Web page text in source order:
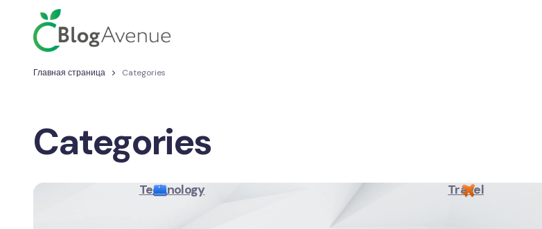
Главная страница Categories
Categories
Technology Travel